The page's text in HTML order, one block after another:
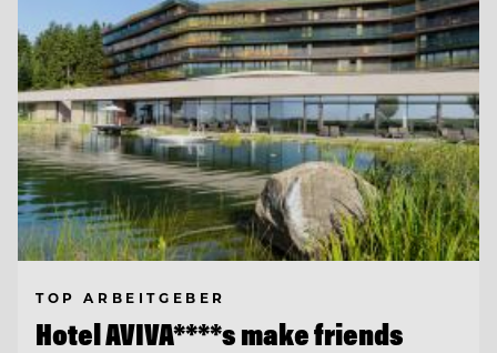
TOP ARBEITGEBER
Hotel AVIVA****s make friends